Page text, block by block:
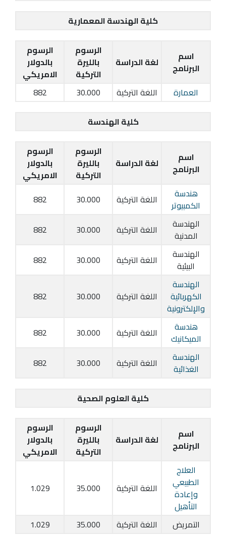
كلية الهندسة المعمارية
اسم
البرنامج
لغة الدراسة
الرسوم
بالليرة
التركية
الرسوم
بالدولار
الامريكي
العمارة
اللغة التركية 30.000
882
كلية الهندسة
اسم
البرنامج
لغة الدراسة
الرسوم
بالليرة
التركية
الرسوم
بالدولار
الامريكي
هندسة
الكمبيوتر
اللغة التركية 30.000
882
الهندسة
المدنية
اللغة التركية 30.000
882
الهندسة
البيئية
اللغة التركية 30.000
882
الهندسة
الكهربائية
والإلكترونية
اللغة التركية 30.000
882
هندسة
الميكانيك
اللغة التركية 30.000
882
الهندسة
الغذائية
اللغة التركية 30.000
882
كلية العلوم الصحية
اسم
البرنامج
لغة الدراسة
الرسوم
بالليرة
التركية
الرسوم
بالدولار
الامريكي
العلاج
الطبيعي
وإعادة
التأهيل
اللغة التركية 35.000
1.029
التمريض اللغة التركية 35.000
1.029